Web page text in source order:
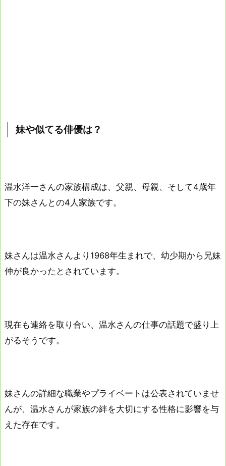
妹や似てる俳優は？
温水洋一さんの家族構成は、父親、母親、そして4歳年
下の妹さんとの4人家族です。
妹さんは温水さんより1968年生まれで、幼少期から兄妹
仲が良かったとされています。
現在も連絡を取り合い、温水さんの仕事の話題で盛り上
がるそうです。
妹さんの詳細な職業やプライベートは公表されていませ
んが、温水さんが家族の絆を大切にする性格に影響を与
えた存在です。